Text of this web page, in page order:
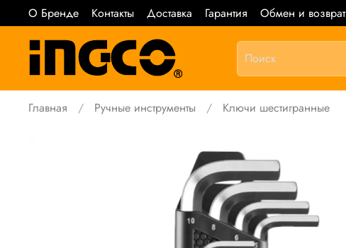
О Бренде Контакты Доставка Гарантия Обмен и возврат
Главная Ручные инструменты Ключи шестигранные